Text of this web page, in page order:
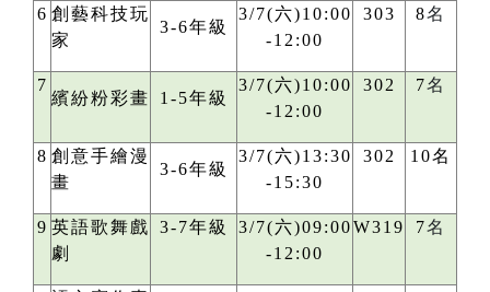
6 創藝科技玩
家
3-6年級
3/7(六)10:00
-12:00
303 8名
7
繽紛粉彩畫 1-5年級
3/7(六)10:00
-12:00
302 7名
8 創意手繪漫
畫
3-6年級
3/7(六)13:30
-15:30
302 10名
9 英語歌舞戲
劇
3-7年級
3/7(六)09:00
-12:00
W319 7名